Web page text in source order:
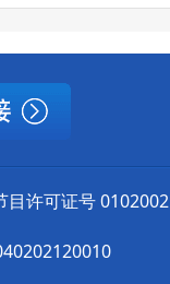
目许可证号 0102002